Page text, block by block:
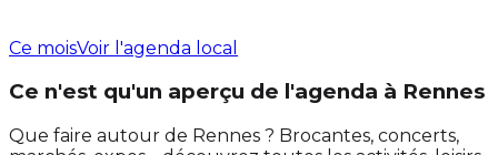
Ce moisVoir l'agenda local
Ce n'est qu'un aperçu de l'agenda à Rennes
Que faire autour de Rennes ? Brocantes, concerts,